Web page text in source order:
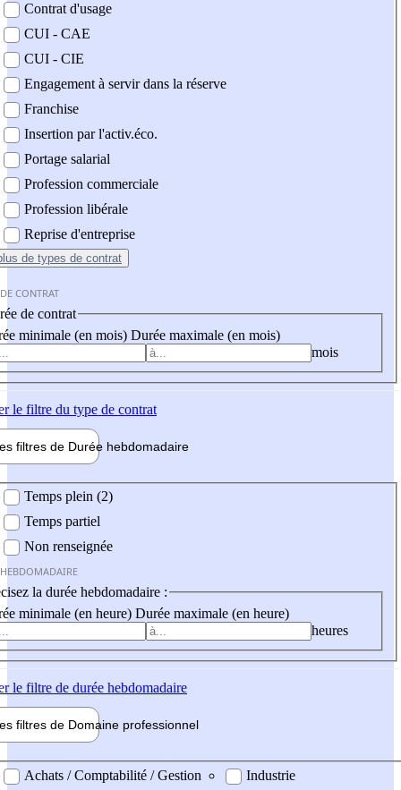
Contrat d'usage
CUI - CAE
CUI - CIE
Engagement à servir dans la réserve
Franchise
Insertion par l'activ.éco.
Portage salarial
Profession commerciale
Profession libérale
Reprise d'entreprise
de types de contrat
CONTRAT
de contrat
minimale (en mois) Durée maximale (en mois)
mois
le filtre du type de contrat
filtres de Durée hebdomadaire
Temps plein (2)
Temps partiel
Non renseignée
la durée hebdomadaire :
minimale (en heure) Durée maximale (en heure)
heures
le filtre de durée hebdomadaire
filtres de Domaine professionnel
professionel
Achats / Comptabilité / Gestion
Industrie